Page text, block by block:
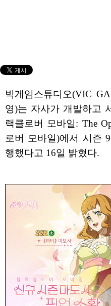
빅게임스튜디오(VIC
영)는 자사가 개발하고
랙클로버 모바일: The
로버 모바일)에서 시즌
행했다고 16일 밝혔다.